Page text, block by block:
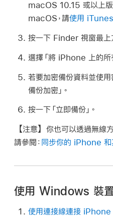
macOS 10.15 或以上版
macOS，請使用 iTunes
按一下 Finder 視窗最上
選擇「將 iPhone 上的所
若要加密備份資料並使用
備份加密」。
按一下「立即備份」。
【注意】 你也可以透過無線
請參閱： 同步你的 iPhone 和
使用 Windows 裝
使用連接線連接 iPhone